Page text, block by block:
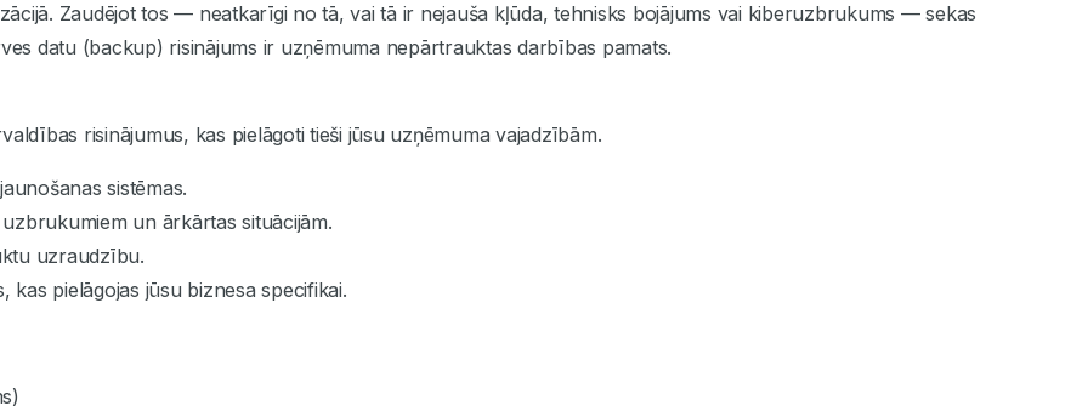
Zaudējot tos — neatkarīgi no tā, vai tā ir nejauša kļūda, tehnisks bojājums vai kiberuzbrukums — sekas
datu (backup) risinājums ir uzņēmuma nepārtrauktas darbības pamats.
risinājumus, kas pielāgoti tieši jūsu uzņēmuma vajadzībām.
sistēmas.
un ārkārtas situācijām.
uzraudzību.
kas pielāgojas jūsu biznesa specifikai.